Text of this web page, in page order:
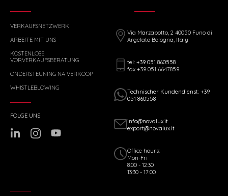
VERKAUFSNETZWERK
ARBEITE MIT UNS
KOSTENLOSE
VORVERKAUFSBERATUNG
ONDERSTEUNING NA VERKOOP
WHISTLEBLOWING
Via Marzabotto, 2 40050 Funo di
Argelato Bologna, Italy
tel: +39 051 860558
fax +39 051 6647859
Technischer Kundendienst: +39
051 860558
info@novalux.it
export@novalux.it
Office hours:
Mon-Fri
8:00 - 12:30
13:30 - 17:00
FOLGE UNS